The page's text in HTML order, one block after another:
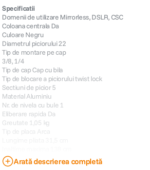
Specificatii
Domenii de utilizare Mirrorless, DSLR, CSC
Coloana centrala Da
Culoare Negru
Diametrul piciorului 22
Tip de montare pe cap
3/8, 1/4
Tip de cap Cap cu bila
Tip de blocare a piciorului twist lock
Sectiuni de picior 5
Material Aluminiu
Nr. de nivela cu bule 1
Eliberare rapida Da
Greutate 1,05 kg
Tip de placa Arca
Inaltimea maxima a piciorului 123cm
Sarcina utila maxima 4 kg
Arată descrierea completă